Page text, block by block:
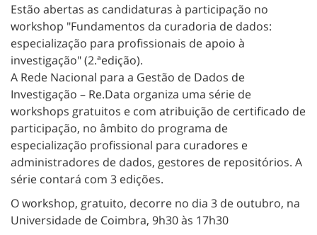
Estão abertas as candidaturas à participação no
workshop "Fundamentos da curadoria de dados:
especialização para profissionais de apoio à
investigação" (2.ªedição).
A Rede Nacional para a Gestão de Dados de
Investigação – Re.Data organiza uma série de
workshops gratuitos e com atribuição de certificado de
participação, no âmbito do programa de
especialização profissional para curadores e
administradores de dados, gestores de repositórios. A
série contará com 3 edições.
O workshop, gratuito, decorre no dia 3 de outubro, na
Universidade de Coimbra, 9h30 às 17h30